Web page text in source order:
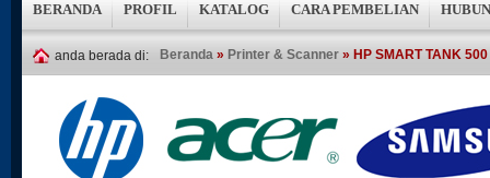
BERANDA PROFIL KATALOG CARA PEMBELIAN
anda berada di: Beranda » Printer & Scanner » HP SMART TANK 500